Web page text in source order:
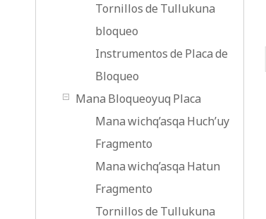
Tornillos de Tullukuna
bloqueo
Instrumentos de Placa de
Bloqueo
Mana Bloqueoyuq Placa
Mana wichq’asqa Huch’uy
Fragmento
Mana wichq’asqa Hatun
Fragmento
Tornillos de Tullukuna